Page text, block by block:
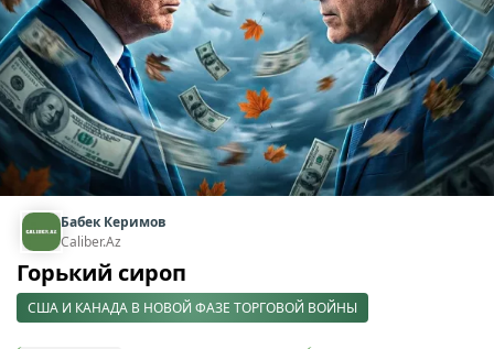
Бабек Керимов
Caliber.Az
Горький сироп
США И КАНАДА В НОВОЙ ФАЗЕ ТОРГОВОЙ ВОЙНЫ